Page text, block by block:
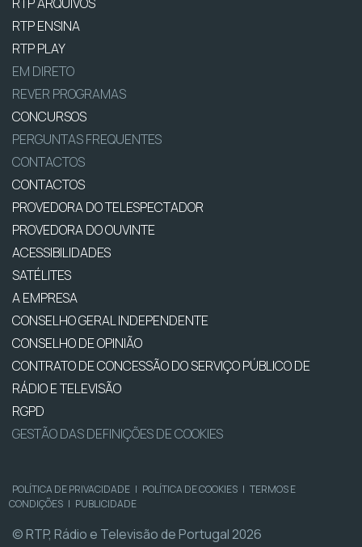
RTP ENSINA
RTP PLAY
EM DIRETO
REVER PROGRAMAS
CONCURSOS
PERGUNTAS FREQUENTES
CONTACTOS
CONTACTOS
PROVEDORA DO TELESPECTADOR
PROVEDORA DO OUVINTE
ACESSIBILIDADES
SATÉLITES
A EMPRESA
CONSELHO GERAL INDEPENDENTE
CONSELHO DE OPINIÃO
CONTRATO DE CONCESSÃO DO SERVIÇO PÚBLICO DE
RÁDIO E TELEVISÃO
RGPD
GESTÃO DAS DEFINIÇÕES DE COOKIES
POLÍTICA DE PRIVACIDADE | POLÍTICA DE COOKIES | TERMOS E
CONDIÇÕES | PUBLICIDADE
© RTP, Rádio e Televisão de Portugal 2026